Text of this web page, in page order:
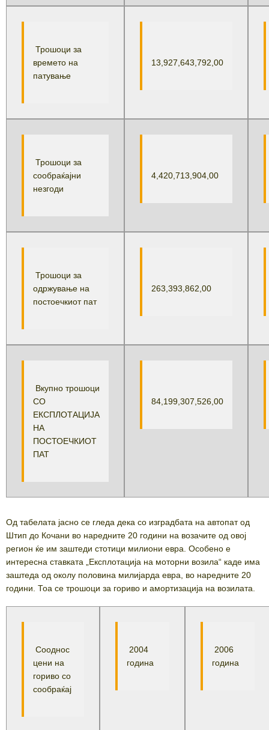
Трошоци за
времето на
патување
13,927,643,792,00
Трошоци за
сообраќајни
незгоди
4,420,713,904,00
Трошоци за
одржување на
постоечкиот пат
263,393,862,00
Вкупно трошоци
СО
ЕКСПЛОТАЦИЈА
НА
ПОСТОЕЧКИОТ
ПАТ
84,199,307,526,00
Од табелата јасно се гледа дека со изградбата на автопат од
Штип до Кочани во наредните 20 години на возачите од овој
регион ќе им заштеди стотици милиони евра. Особено е
интересна ставката „Експлотација на моторни возила“ каде има
заштеда од околу половина милијарда евра, во наредните 20
години. Тоа се трошоци за гориво и амортизација на возилата.
Сооднос
цени на
гориво со
сообраќај
2004
година
2006
година